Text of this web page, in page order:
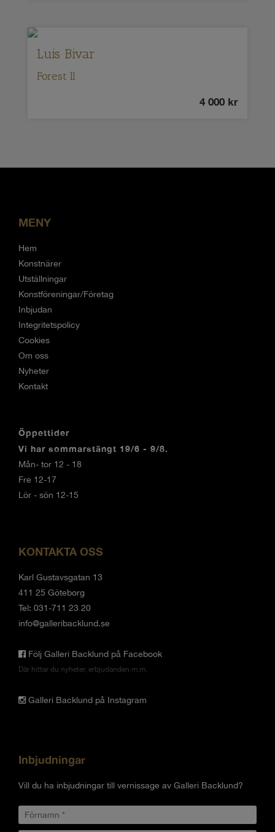
Luis Bivar
Forest ll
4 000 kr
MENY
Hem
Konstnärer
Utställningar
Konstföreningar/Företag
Inbjudan
Integritetspolicy
Cookies
Om oss
Nyheter
Kontakt
Öppettider
Vi har sommarstängt 19/6 - 9/8.
Mån- tor 12 - 18
Fre 12-17
Lör - sön 12-15
KONTAKTA OSS
Karl Gustavsgatan 13
411 25 Göteborg
Tel: 031-711 23 20
info@galleribacklund.se
Följ Galleri Backlund på Facebook
Där hittar du nyheter, erbjudanden m.m.
Galleri Backlund på Instagram
Inbjudningar
Vill du ha inbjudningar till vernissage av Galleri Backlund?